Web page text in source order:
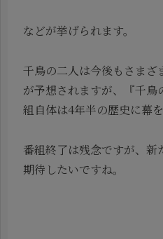
などが挙げられます。
千鳥の二人は今後もさまざ
が予想されますが、『千
組自体は4年半の歴史に幕
番組終了は残念ですが、新
期待したいですね。